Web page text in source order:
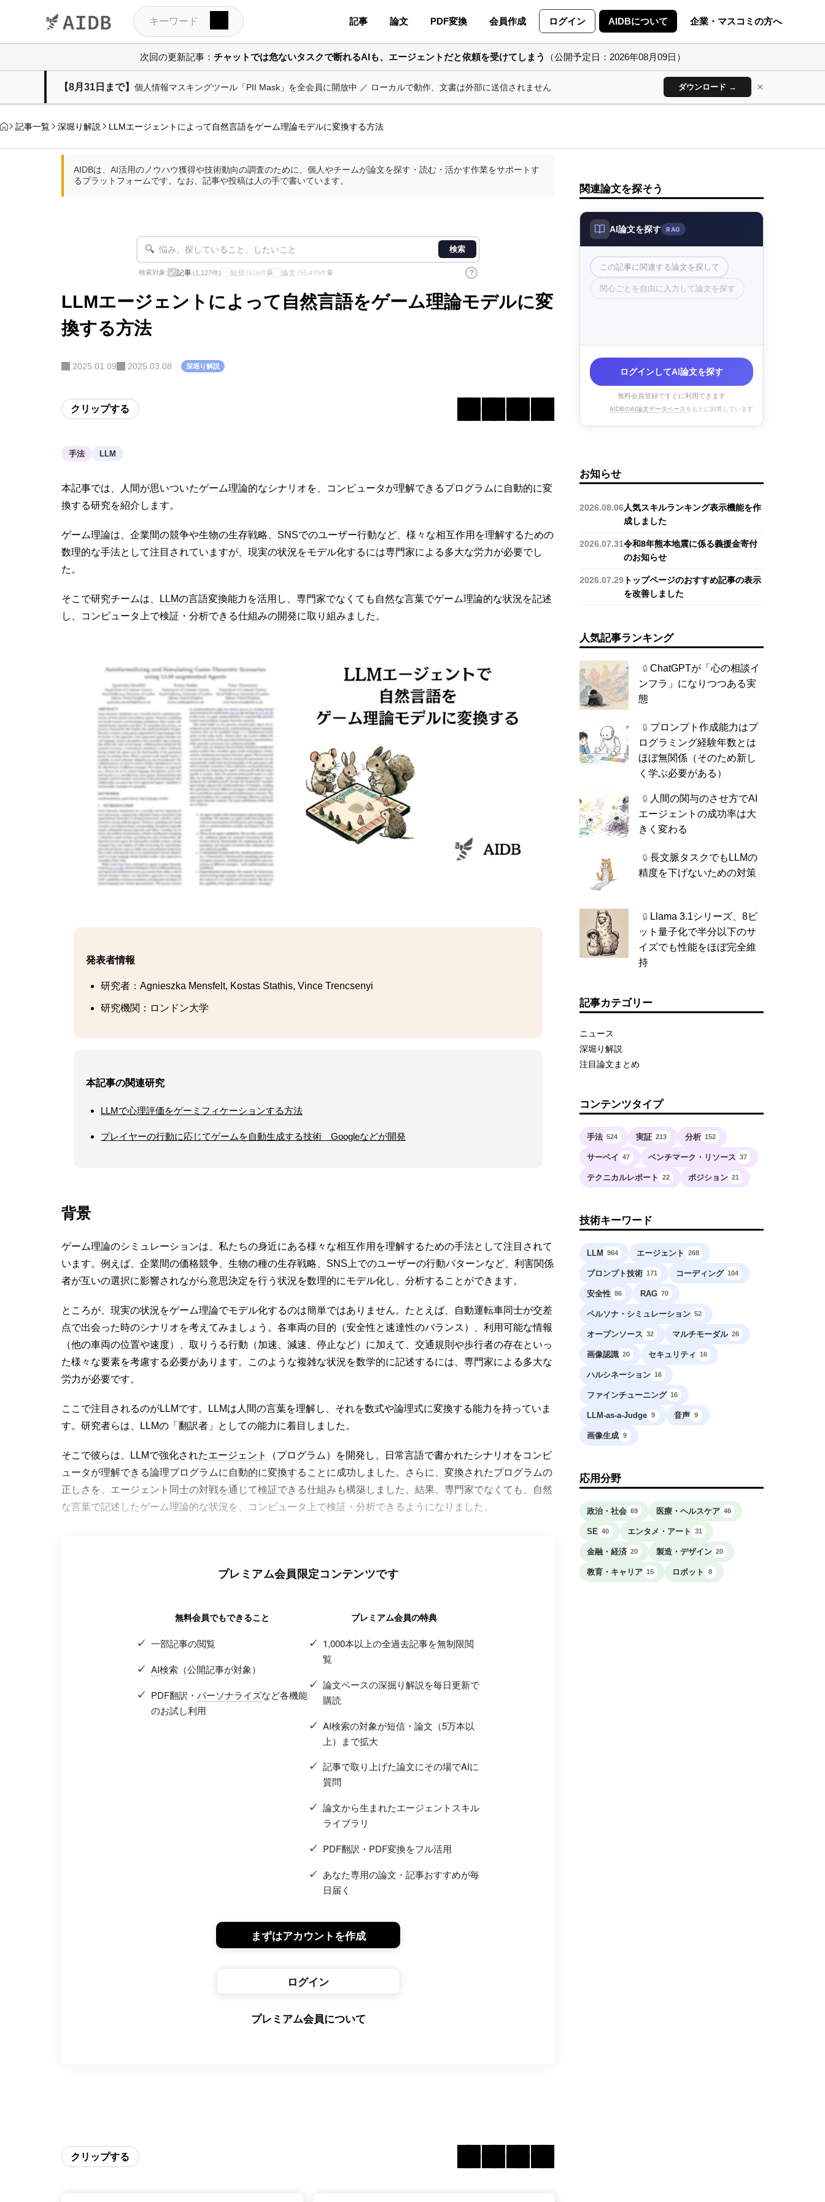
記事 論文 PDF変換 会員作成 ログイン AIDBについて 企業・マスコミの方へ
次回の更新記事： チャットでは危ないタスクで断れるAIも、エージェントだと依頼を受けてしまう （公開予定日：2026年08月09日）
【8月31日まで】 個人情報マスキングツール「PII Mask」を全会員に開放中 ／ ローカルで動作、文書は外部に送信されません ダウンロード → ×
記事一覧 深堀り解説 LLMエージェントによって自然言語をゲーム理論モデルに変換する方法
AIDBは、AI活用のノウハウ獲得や技術動向の調査のために、個人やチームが論文を探す・読む・活かす作業をサポートす
るプラットフォームです。なお、記事や投稿は人の手で書いています。
🔍 検索
検索対象: 記事(1,127件) 短信 (816件)🔒 論文 (55,470件)🔒 ?
LLMエージェントによって自然言語をゲーム理論モデルに変
換する方法
2025.01.09 2025.03.08 深堀り解説
クリップする
手法 LLM
本記事では、人間が思いついたゲーム理論的なシナリオを、コンピュータが理解できるプログラムに自動的に変
換する研究を紹介します。
ゲーム理論は、企業間の競争や生物の生存戦略、SNSでのユーザー行動など、様々な相互作用を理解するための
数理的な手法として注目されていますが、現実の状況をモデル化するには専門家による多大な労力が必要でし
た。
そこで研究チームは、 LLMの言語変換能力を活用し、専門家でなくても自然な言葉でゲーム理論的な状況を記述
し、コンピュータ上で検証・分析できる仕組みの開発に取り組みました。
発表者情報
研究者：Agnieszka Mensfelt, Kostas Stathis, Vince Trencsenyi
研究機関：ロンドン大学
本記事の関連研究
LLMで心理評価をゲーミフィケーションする方法
プレイヤーの行動に応じてゲームを自動生成する技術 Googleなどが開発
背景
ゲーム理論のシミュレーションは、私たちの身近にある様々な相互作用を理解するための手法として注目されて
います。例えば、企業間の価格競争、生物の種の生存戦略、SNS上でのユーザーの行動パターンなど、利害関係
者が互いの選択に影響されながら意思決定を行う状況を数理的にモデル化し、分析することができます。
ところが、現実の状況をゲーム理論でモデル化するのは簡単ではありません。たとえば、自動運転車同士が交差
点で出会った時のシナリオを考えてみましょう。各車両の目的（安全性と速達性のバランス）、利用可能な情報
（他の車両の位置や速度）、取りうる行動（加速、減速、停止など）に加えて、交通規則や歩行者の存在といっ
た様々な要素を考慮する必要があります。このような複雑な状況を数学的に記述するには、専門家による多大な
労力が必要です。
ここで注目されるのがLLMです。LLMは人間の言葉を理解し、それを数式や論理式に変換する能力を持っていま
す。研究者らは、LLMの「翻訳者」としての能力に着目しました。
そこで彼らは、LLMで強化されたエージェント
（プログラム）を開発し、日常言語で書かれたシナリオをコンピ
ュータが理解できる論理プログラムに自動的に変換することに成功しました。さらに、変換されたプログラムの
正しさを、エージェント同士の対戦を通じて検証できる仕組みも構築しました。結果、専門家でなくても、自然
な言葉で記述したゲーム理論的な状況を、コンピュータ上で検証・分析できるようになりました。
プレミアム会員限定コンテンツです
無料会員でもできること
一部記事の閲覧
AI検索（公開記事が対象）
PDF翻訳・ パーソナライズなど各機能
のお試し利用
プレミアム会員の特典
1,000本以上の全過去記事を無制限閲
覧
論文ベースの深掘り解説を毎日更新で
購読
AI検索の対象が短信・論文（5万本以
上）まで拡大
記事で取り上げた論文にその場でAIに
質問
論文から生まれたエージェントスキル
ライブラリ
PDF翻訳・PDF変換をフル活用
あなた専用の論文・記事おすすめが毎
日届く
まずはアカウントを作成
ログイン
プレミアム会員について
クリップする
関連論文を探そう
AI論文を探す RAG
この記事に関連する論文を探して
関心ごとを自由に入力して論文を探す
ログインしてAI論文を探す
無料会員登録ですぐに利用できます
AIDBのAI論文データベース をもとに回答しています
お知らせ
2026.08.06人気スキルランキング表示機能を作
成しました
2026.07.31令和8年熊本地震に係る義援金寄付
のお知らせ
2026.07.29 トップページのおすすめ記事の表示
を改善しました
人気記事ランキング
🔒ChatGPTが「心の相談イ
ンフラ」になりつつある実
態
🔒プロンプト作成能力はプ
ログラミング経験年数とは
ほぼ無関係（そのため新し
く学ぶ必要がある）
🔒人間の関与のさせ方でAI
エージェントの成功率は大
きく変わる
🔒長文脈タスクでもLLMの
精度を下げないための対策
🔒Llama 3.1シリーズ、8ビ
ット量子化で半分以下のサ
イズでも性能をほぼ完全維
持
記事カテゴリー
ニュース
深堀り解説
注目論文まとめ
コンテンツタイプ
手法 524 実証 213 分析 152
サーベイ 47 ベンチマーク・リソース 37
テクニカルレポート 22 ポジション 21
技術キーワード
LLM 964 エージェント 268
プロンプト技術 171 コーディング 104
安全性 86 RAG 70
ペルソナ・シミュレーション 52
オープンソース 32 マルチモーダル 26
画像認識 20 セキュリティ 16
ハルシネーション 16
ファインチューニング 16
LLM-as-a-Judge 9 音声 9
画像生成 9
応用分野
政治・社会 69 医療・ヘルスケア 46
SE 40 エンタメ・アート 31
金融・経済 20 製造・デザイン 20
教育・キャリア 15 ロボット 8